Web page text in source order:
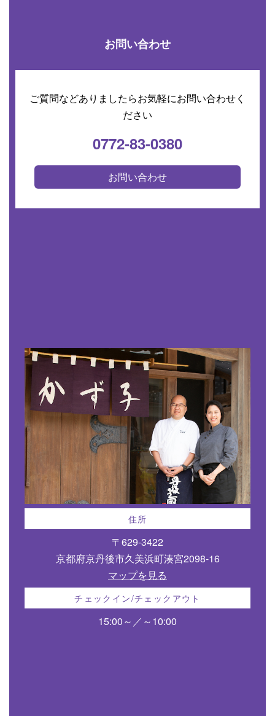
お問い合わせ
ご質問などありましたらお気軽にお問い合わせく
ださい
0772-83-0380
お問い合わせ
住所
〒629-3422
京都府京丹後市久美浜町湊宮2098-16
マップを見る
チェックイン/チェックアウト
15:00～／～10:00